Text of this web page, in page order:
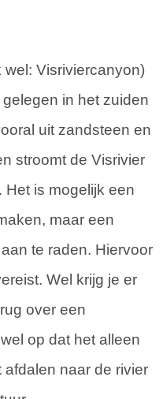
Visriviercanyon)
in het zuiden
uit zandsteen en
stroomt de Visrivier
Het is mogelijk een
maar een
te raden. Hiervoor
Wel krijg je er
over een
op dat het alleen
naar de rivier